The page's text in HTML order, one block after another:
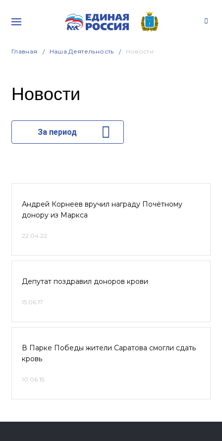
Главная Наша Деятельность Новости
Новости
За период
Андрей Корнеев вручил награду Почётному
донору из Маркса
22.04.22
Депутат поздравил доноров крови
15.06.17
В Парке Победы жители Саратова смогли сдать
кровь
10.06.15